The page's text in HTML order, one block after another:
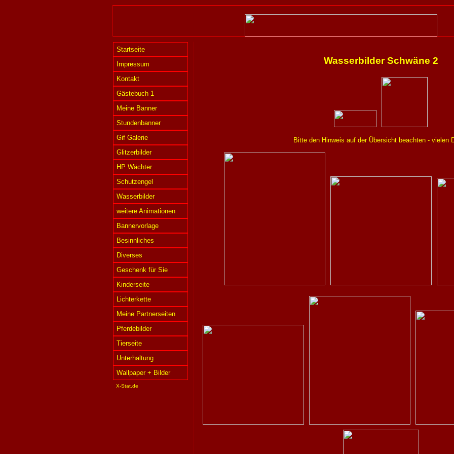
Startseite
Impressum
Kontakt
Gästebuch 1
Meine Banner
Stundenbanner
Gif Galerie
Glitzerbilder
HP Wächter
Schutzengel
Wasserbilder
weitere Animationen
Bannervorlage
Besinnliches
Diverses
Geschenk für Sie
Kinderseite
Lichterkette
Meine Partnerseiten
Pferdebilder
Tierseite
Unterhaltung
Wallpaper + Bilder
X-Stat.de
Wasserbilder Schwäne 2
Bitte den Hinweis auf der Übersicht beachten - vielen